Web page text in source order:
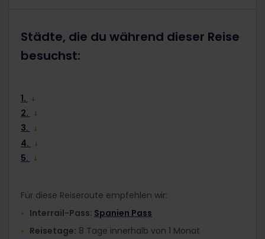
Städte, die du während dieser Reise
besuchst:
1.
2.
3.
4.
5.
Für diese Reiseroute empfehlen wir:
Interrail-Pass: Spanien Pass
Reisetage: 8 Tage innerhalb von 1 Monat